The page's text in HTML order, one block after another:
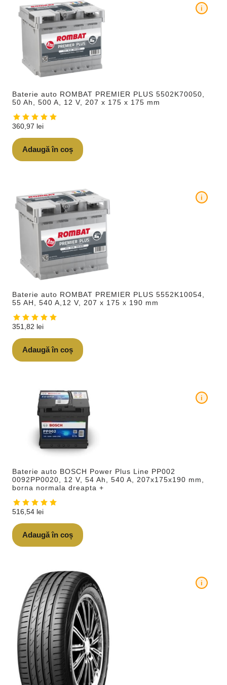
Baterie auto ROMBAT PREMIER PLUS 5502K70050,
50 Ah, 500 A, 12 V, 207 x 175 x 175 mm
i
360,97 lei
Adaugă în coș
Baterie auto ROMBAT PREMIER PLUS 5552K10054,
55 AH, 540 A,12 V, 207 x 175 x 190 mm
i
351,82 lei
Adaugă în coș
Baterie auto BOSCH Power Plus Line PP002
0092PP0020, 12 V, 54 Ah, 540 A, 207x175x190 mm,
borna normala dreapta +
i
516,54 lei
Adaugă în coș
i